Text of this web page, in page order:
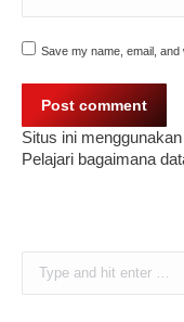
Save my name, email,
Post comment
Situs ini
Pelajari bagaimana